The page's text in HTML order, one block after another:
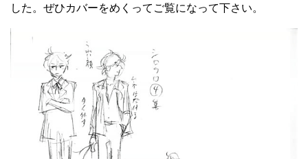
した。ぜひカバーをめくってご覧になって下さい。